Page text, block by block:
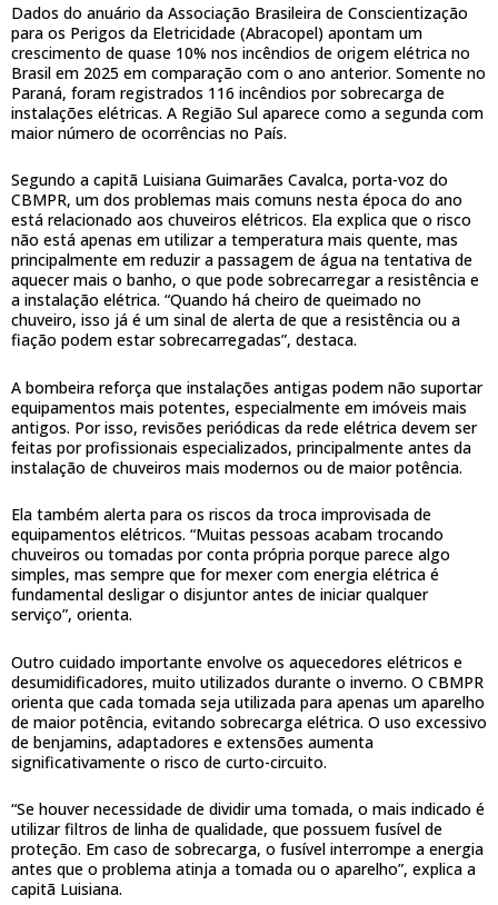
Dados do anuário da Associação Brasileira de Conscientização
para os Perigos da Eletricidade (Abracopel) apontam um
crescimento de quase 10% nos incêndios de origem elétrica no
Brasil em 2025 em comparação com o ano anterior. Somente no
Paraná, foram registrados 116 incêndios por sobrecarga de
instalações elétricas. A Região Sul aparece como a segunda com
maior número de ocorrências no País.
Segundo a capitã Luisiana Guimarães Cavalca, porta-voz do
CBMPR, um dos problemas mais comuns nesta época do ano
está relacionado aos chuveiros elétricos. Ela explica que o risco
não está apenas em utilizar a temperatura mais quente, mas
principalmente em reduzir a passagem de água na tentativa de
aquecer mais o banho, o que pode sobrecarregar a resistência e
a instalação elétrica. “Quando há cheiro de queimado no
chuveiro, isso já é um sinal de alerta de que a resistência ou a
fiação podem estar sobrecarregadas”, destaca.
A bombeira reforça que instalações antigas podem não suportar
equipamentos mais potentes, especialmente em imóveis mais
antigos. Por isso, revisões periódicas da rede elétrica devem ser
feitas por profissionais especializados, principalmente antes da
instalação de chuveiros mais modernos ou de maior potência.
Ela também alerta para os riscos da troca improvisada de
equipamentos elétricos. “Muitas pessoas acabam trocando
chuveiros ou tomadas por conta própria porque parece algo
simples, mas sempre que for mexer com energia elétrica é
fundamental desligar o disjuntor antes de iniciar qualquer
serviço”, orienta.
Outro cuidado importante envolve os aquecedores elétricos e
desumidificadores, muito utilizados durante o inverno. O CBMPR
orienta que cada tomada seja utilizada para apenas um aparelho
de maior potência, evitando sobrecarga elétrica. O uso excessivo
de benjamins, adaptadores e extensões aumenta
significativamente o risco de curto-circuito.
“Se houver necessidade de dividir uma tomada, o mais indicado é
utilizar filtros de linha de qualidade, que possuem fusível de
proteção. Em caso de sobrecarga, o fusível interrompe a energia
antes que o problema atinja a tomada ou o aparelho”, explica a
capitã Luisiana.